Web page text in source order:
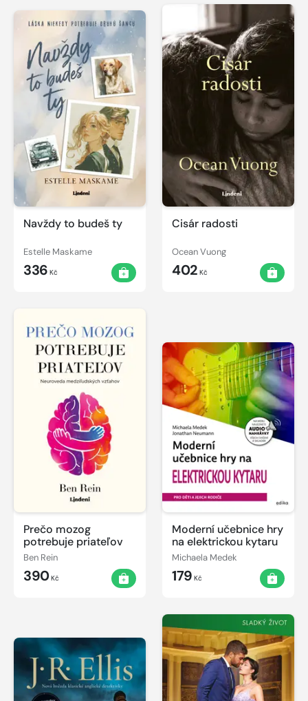
Navždy to budeš ty
Estelle Maskame
336 Kč
Cisár radosti
Ocean Vuong
402 Kč
Prečo mozog
potrebuje priateľov
Ben Rein
390Kč
Moderní učebnice hry
na elektrickou kytaru
Michaela Medek
179 Kč